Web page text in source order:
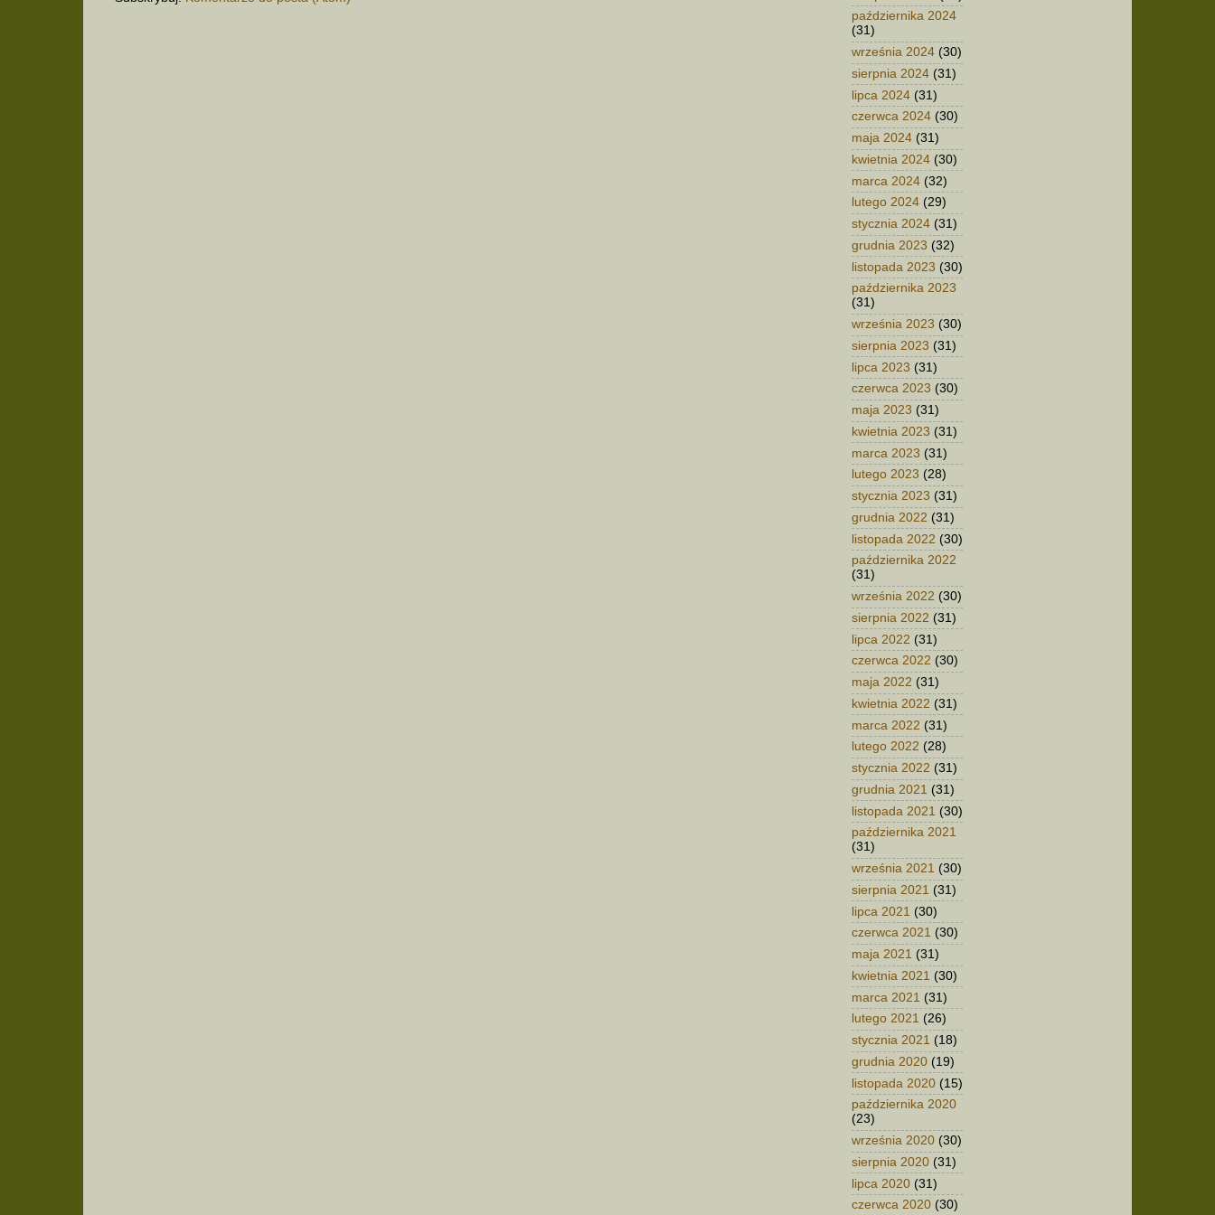
października 2024
(31)
września 2024 (30)
sierpnia 2024 (31)
lipca 2024 (31)
czerwca 2024 (30)
maja 2024 (31)
kwietnia 2024 (30)
marca 2024 (32)
lutego 2024 (29)
stycznia 2024 (31)
grudnia 2023 (32)
listopada 2023 (30)
października 2023
(31)
września 2023 (30)
sierpnia 2023 (31)
lipca 2023 (31)
czerwca 2023 (30)
maja 2023 (31)
kwietnia 2023 (31)
marca 2023 (31)
lutego 2023 (28)
stycznia 2023 (31)
grudnia 2022 (31)
listopada 2022 (30)
października 2022
(31)
września 2022 (30)
sierpnia 2022 (31)
lipca 2022 (31)
czerwca 2022 (30)
maja 2022 (31)
kwietnia 2022 (31)
marca 2022 (31)
lutego 2022 (28)
stycznia 2022 (31)
grudnia 2021 (31)
listopada 2021 (30)
października 2021
(31)
września 2021 (30)
sierpnia 2021 (31)
lipca 2021 (30)
czerwca 2021 (30)
maja 2021 (31)
kwietnia 2021 (30)
marca 2021 (31)
lutego 2021 (26)
stycznia 2021 (18)
grudnia 2020 (19)
listopada 2020 (15)
października 2020
(23)
września 2020 (30)
sierpnia 2020 (31)
lipca 2020 (31)
czerwca 2020 (30)